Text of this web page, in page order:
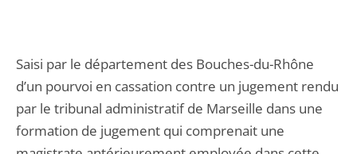
Saisi par le département des Bouches-du-Rhône
d’un pourvoi en cassation contre un jugement rendu
par le tribunal administratif de Marseille dans une
formation de jugement qui comprenait une